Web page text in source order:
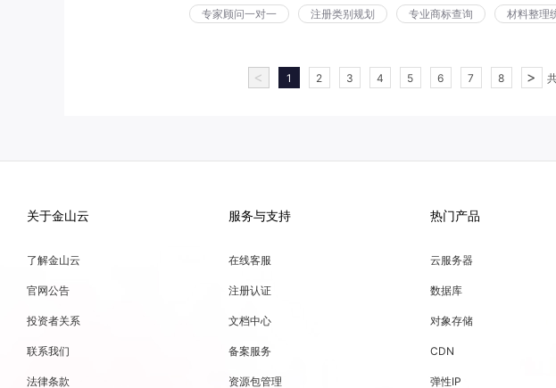
专家顾问一对一 注册类别规划 专业商标查询 材料整理
< 1 2 3 4 5 6 7 8 >
关于金山云
了解金山云
官网公告
投资者关系
联系我们
法律条款
服务与支持
在线客服
注册认证
文档中心
备案服务
资源包管理
热门产品
云服务器
数据库
对象存储
CDN
弹性IP